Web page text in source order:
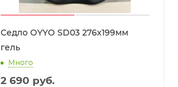
Седло OYYO SD03 276х199мм
гель
Много
2 690 руб.